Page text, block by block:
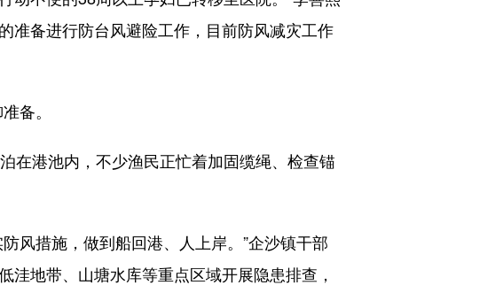
准备进行防台风避险工作，目前防风减灾工作
备。
港池内，不少渔民正忙着加固缆绳、检查锚
措施，做到船回港、人上岸。”企沙镇干部
地带、山塘水库等重点区域开展隐患排查，